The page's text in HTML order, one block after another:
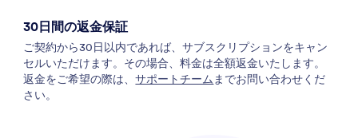
30日間の返金保証
ご契約から30日以内であれば、サブスクリプションをキャン
セルいただけます。その場合、料金は全額返金いたします。
返金をご希望の際は、サポートチームまでお問い合わせくだ
さい。